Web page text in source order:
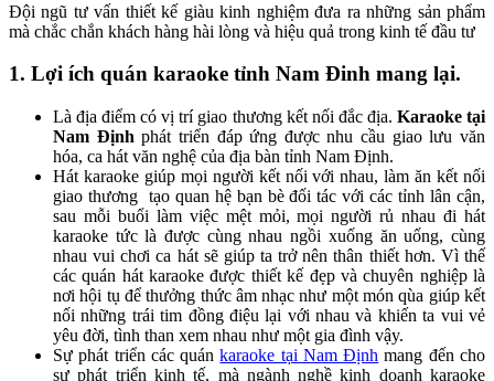
Đội ngũ tư vấn thiết kế giàu kinh nghiệm đưa ra những sản phẩm
mà chắc chắn khách hàng hài lòng và hiệu quả trong kinh tế đầu tư
1. Lợi ích quán karaoke tỉnh Nam Đinh mang lại.
Là địa điểm có vị trí giao thương kết nối đắc địa. Karaoke tại
Nam Định phát triển đáp ứng được nhu cầu giao lưu văn
hóa, ca hát văn nghệ của địa bàn tỉnh Nam Định.
Hát karaoke giúp mọi người kết nối với nhau, làm ăn kết nối
giao thương tạo quan hệ bạn bè đối tác với các tỉnh lân cận,
sau mỗi buổi làm việc mệt mỏi, mọi người rủ nhau đi hát
karaoke tức là được cùng nhau ngồi xuống ăn uống, cùng
nhau vui chơi ca hát sẽ giúp ta trở nên thân thiết hơn. Vì thế
các quán hát karaoke được thiết kế đẹp và chuyên nghiệp là
nơi hội tụ để thưởng thức âm nhạc như một món qùa giúp kết
nối những trái tim đồng điệu lại với nhau và khiến ta vui vẻ
yêu đời, tình than xem nhau như một gia đình vậy.
Sự phát triển các quánkaraoke tại Nam Định mang đến cho
sự phát triển kinh tế, mà ngành nghề kinh doanh karaoke